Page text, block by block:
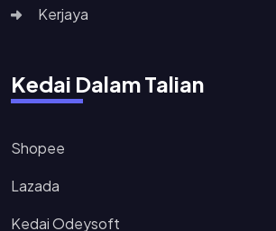
Kerjaya
Kedai Dalam Talian
Shopee
Lazada
Kedai Odeysoft